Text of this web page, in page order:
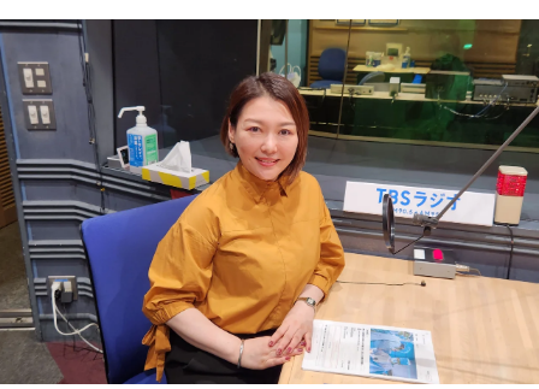
トピックス
TBS Podcast
お知らせ
イベント・グッズ
YouTube
会社情報